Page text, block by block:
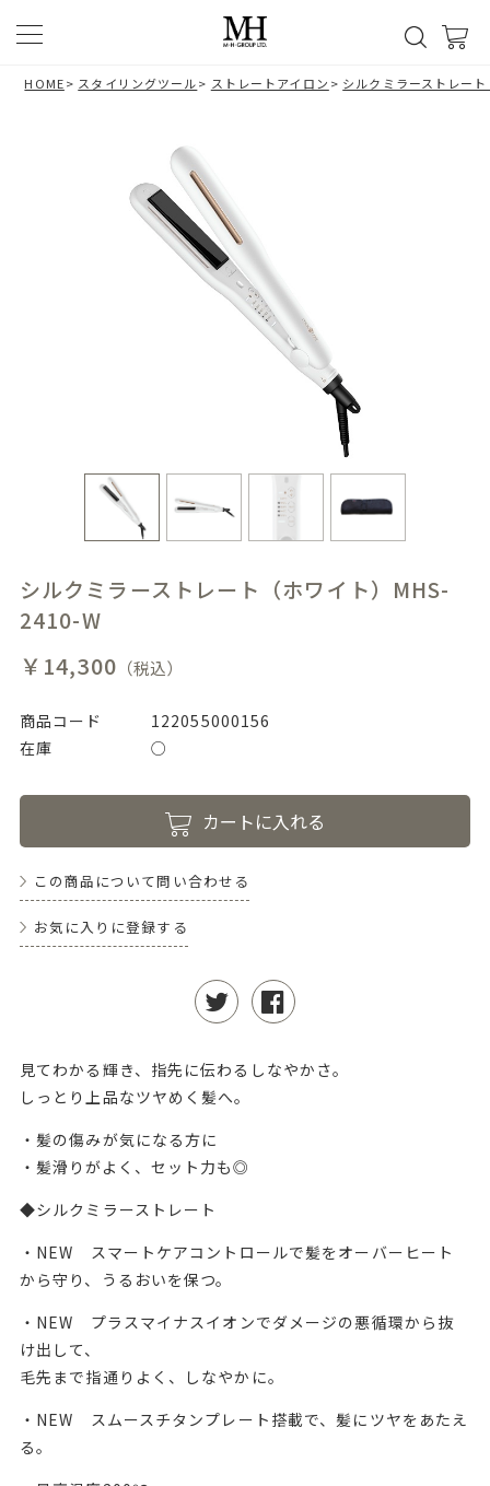
HOME> スタイリングツール> ストレートアイロン > シルクミラーストレー
シルクミラーストレート（ホワイト）MHS-
2410-W
￥14,300 （税込）
商品コード
122055000156
在庫
○
カートに入れる
この商品について問い合わせる
お気に入りに登録する
見てわかる輝き、指先に伝わるしなやかさ。
しっとり上品なツヤめく髪へ。
・髪の傷みが気になる方に
・髪滑りがよく、セット力も◎
◆シルクミラーストレート
・NEW スマートケアコントロールで髪をオーバーヒート
から守り、うるおいを保つ。
・NEW プラスマイナスイオンでダメージの悪循環から抜
け出して、
毛先まで指通りよく、しなやかに。
・NEW スムースチタンプレート搭載で、髪にツヤをあたえ
る。